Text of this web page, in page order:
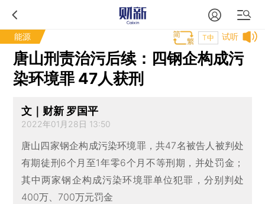
能源 试听
T中
唐山刑责治污后续：四钢企构成污
染环境罪 47人获刑
文｜财新 罗国平
2022年01月28日 13:50
唐山四家钢企构成污染环境罪，共47名被告人被判处
有期徒刑6个月至1年零6个月不等刑期，并处罚金；
其中两家钢企构成污染环境罪单位犯罪，分别判处
400万、700万元罚金